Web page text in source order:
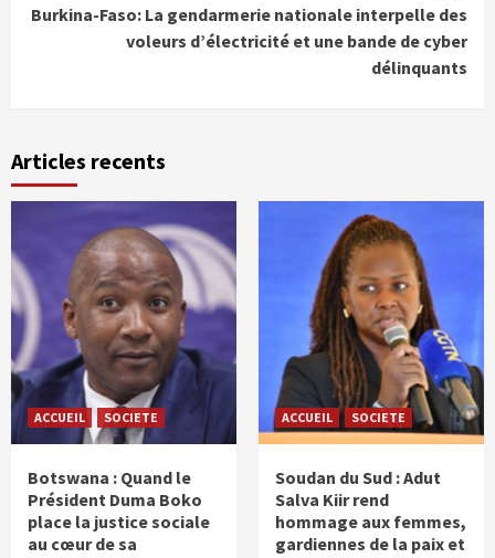
Burkina-Faso: La gendarmerie nationale interpelle des
voleurs d’électricité et une bande de cyber
délinquants
Articles recents
ACCUEIL SOCIETE
Botswana : Quand le
Président Duma Boko
place la justice sociale
au cœur de sa
ACCUEIL SOCIETE
Soudan du Sud : Adut
Salva Kiir rend
hommage aux femmes,
gardiennes de la paix et